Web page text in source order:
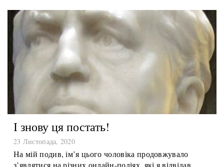
І знову ця постать!
23 Листопада, 2020